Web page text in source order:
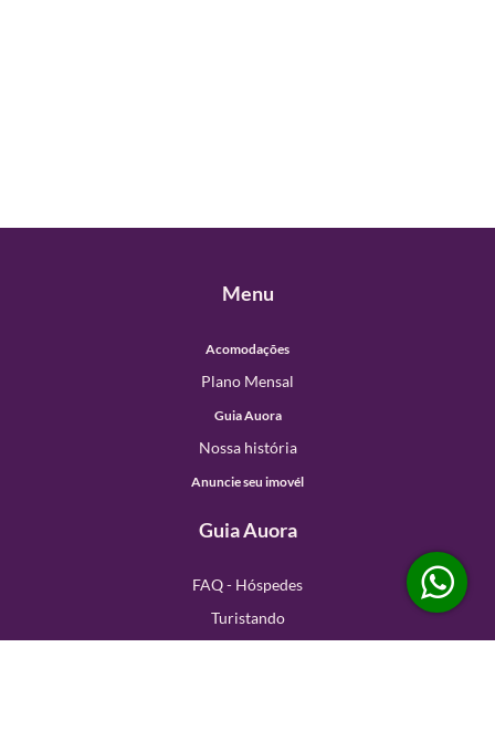
Menu
Acomodações
Plano Mensal
Guia Auora
Nossa história
Anuncie seu imovél
Guia Auora
FAQ - Hóspedes
Turistando